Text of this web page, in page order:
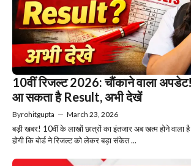
10वीं रिजल्ट 2026: चौंकाने वाला
आ सकता है Result, अभी देखें
Byrohitgupta — March 23, 2026
बड़ी खबर! 10वीं के लाखों छात्रों का इंतजार अब खत्म होने वाला
होगी कि बोर्ड ने रिजल्ट को लेकर बड़ा संकेत ...